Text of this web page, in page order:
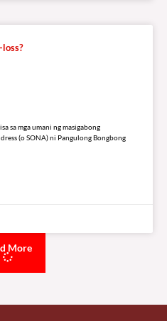
sa mga umani ng masigabong
(o SONA) ni Pangulong Bongbong
More